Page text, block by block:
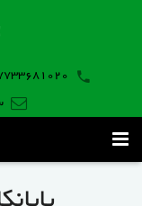
- 137